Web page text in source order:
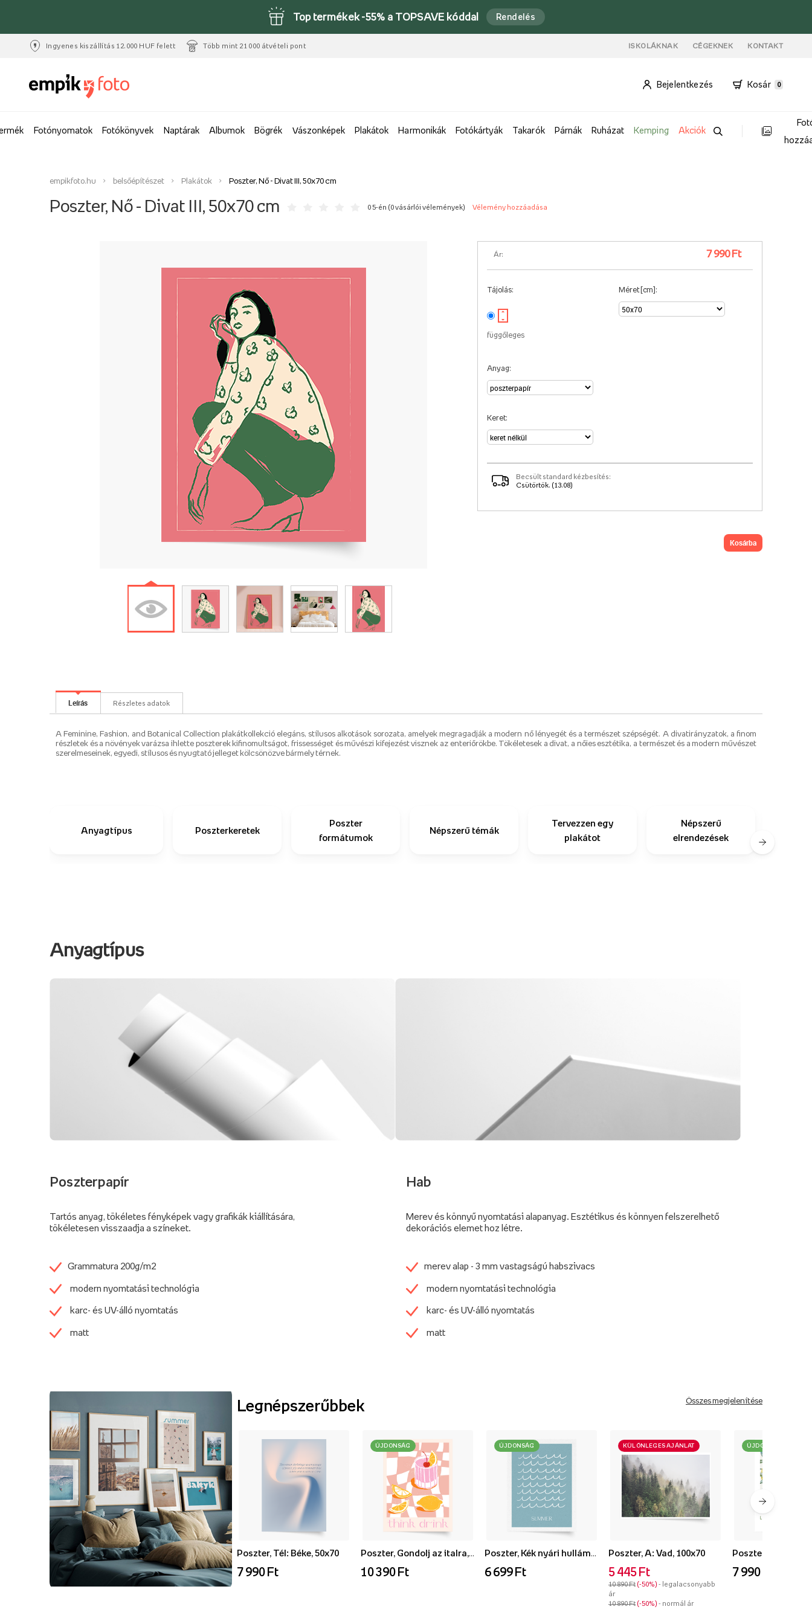
Top termékek -55% a TOPSAVE kóddal Rendelés
Ingyenes kiszállítás 12.000 HUF felett Több mint 21 000 átvételi pont ISKOLÁKNAK CÉGEKNEK KONTAKT
Bejelentkezés Kosár 0
Fotónyomatok Fotókönyvek Naptárak Albumok Bögrék Vászonképek Plakátok Harmonikák Fotókártyák Takarók Párnák Ruházat Kemping Akciók
empikfoto.hu belsőépítészet Plakátok Poszter, Nő - Divat III, 50x70 cm
Poszter, Nő - Divat III, 50x70 cm 0 5-én (0 vásárlói vélemények) Vélemény hozzáadása
Ár: 7 990 Ft
Tájolás:
függőleges
Méret [cm]:
Anyag:
Keret:
Becsült standard kézbesítés:
Csütörtök. (13.08)
kosárba
Leírás Részletes adatok
A Feminine, Fashion, and Botanical Collection plakátkollekció elegáns, stílusos alkotások sorozata, amelyek megragadják a modern nő lényegét és a természet szépségét. A divatirányzatok, a finom
részletek és a növények varázsa ihlette poszterek kifinomultságot, frissességet és művészi kifejezést visznek az enteriőrökbe. Tökéletesek a divat, a nőies esztétika, a természet és a modern művészet
szerelmeseinek, egyedi, stílusos és nyugtató jelleget kölcsönözve bármely térnek.
Anyagtípus Poszterkeretek
Poszter
formátumok
Népszerű témák
Tervezzen egy
plakátot
Népszerű
elrendezések
Anyagtípus
Poszterpapír
Tartós anyag, tökéletes fényképek vagy grafikák kiállítására,
tökéletesen visszaadja a színeket.
Grammatura 200g/m2
modern nyomtatási technológia
karc- és UV-álló nyomtatás
matt
Hab
Merev és könnyű nyomtatási alapanyag. Esztétikus és könnyen felszerelhető
dekorációs elemet hoz létre.
merev alap - 3 mm vastagságú habszivacs
modern nyomtatási technológia
karc- és UV-álló nyomtatás
matt
Legnépszerűbbek Összes megjelenítése
Poszter, Tél: Béke, 50x70
7 990 Ft
ÚJDONSÁG
Poszter, Gondolj az italra, 70x100
10 390 Ft
ÚJDONSÁG
Poszter, Kék nyári hullámok, 50x70
6 699 Ft
KÜLÖNLEGES AJÁNLAT
Poszter, A: Vad, 100x70
5 445 Ft
10 890 Ft -50% - legalacsonyabb
ár
10 890 Ft -50% - normál ár
ÚJDONSÁG
7 990 Ft